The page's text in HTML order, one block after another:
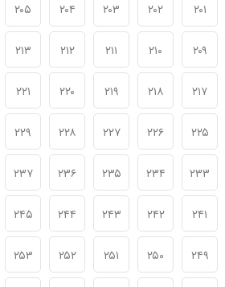
۲۰۱ ۲۰۲ ۲۰۳ ۲۰۴ ۲۰۵
۲۰۹ ۲۱۰ ۲۱۱ ۲۱۲ ۲۱۳
۲۱۷ ۲۱۸ ۲۱۹ ۲۲۰ ۲۲۱
۲۲۵ ۲۲۶ ۲۲۷ ۲۲۸ ۲۲۹
۲۳۳ ۲۳۴ ۲۳۵ ۲۳۶ ۲۳۷
۲۴۱ ۲۴۲ ۲۴۳ ۲۴۴ ۲۴۵
۲۴۹ ۲۵۰ ۲۵۱ ۲۵۲ ۲۵۳